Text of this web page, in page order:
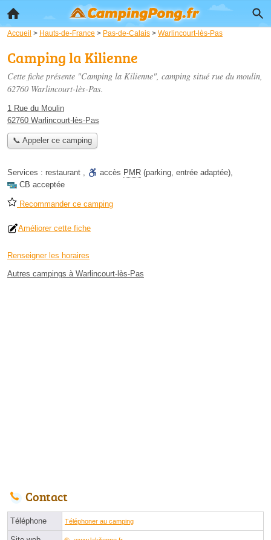
Accueil > Hauts-de-France > Pas-de-Calais > Warlincourt-lès-Pas
Camping la Kilienne
Cette fiche présente "Camping la Kilienne", camping situé rue du moulin,
62760 Warlincourt-lès-Pas.
1 Rue du Moulin
62760 Warlincourt-lès-Pas
📞 Appeler ce camping
Services : restaurant , accès PMR (parking, entrée adaptée),
CB acceptée
Recommander ce camping
Améliorer cette fiche
Renseigner les horaires
Autres campings à Warlincourt-lès-Pas
Contact
Téléphone Téléphoner au camping